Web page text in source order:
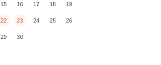
15 16 17 18 19
22 23 24 25 26
29 30